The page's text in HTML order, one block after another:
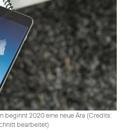
beginnt 2020 eine neue Ära (Credits:
bearbeitet)